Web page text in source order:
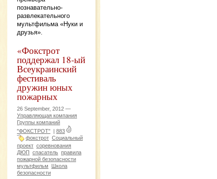
познавательно-
развлекательного
мультфильма «Нуки и
друзья».
«Фокстрот
поддержал 18-ый
Всеукраинский
фестиваль
дружин юных
пожарных
26 September, 2012 —
Управляющая компания
Группы компаний
"ФОКСТРОТ"
883
фокстрот Социальный
проект соревнования
ДЮП
спасатель правила
пожарной безопасности
мультфильм
Школа
безопасности